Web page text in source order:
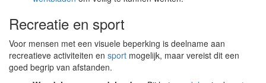
Recreatie en sport
Voor mensen met een visuele beperking is deelname aan
recreatieve activiteiten en sport mogelijk, maar vereist dit een
goed begrip van afstanden.